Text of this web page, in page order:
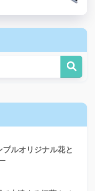
プルオリジナル花と